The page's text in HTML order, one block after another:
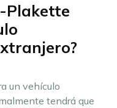
Plakette
un vehículo
tendrá que